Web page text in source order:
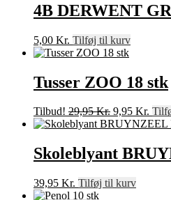
4B DERWENT
5,00 Kr. Tilføj til kurv
Tusser ZOO 18 stk
Tilbud! 29,95Kr. Den
oprindelige
var:
29,95 Kr..
9,95 Kr. Den
er:
9,95
Skoleblyant
39,95 Kr. Tilføj til kurv